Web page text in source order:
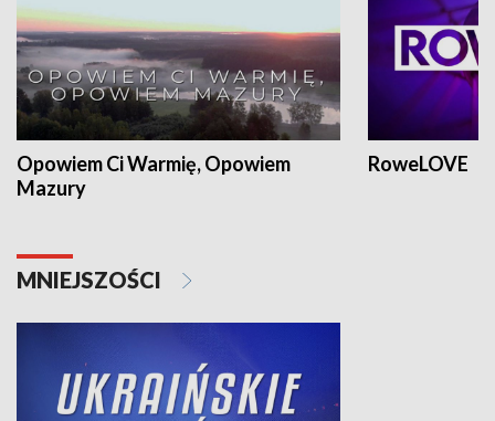
Opowiem Ci Warmię, Opowiem
Mazury
RoweLOVE
MNIEJSZOŚCI